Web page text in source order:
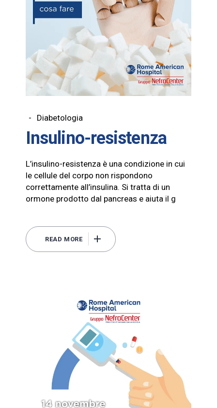
Diabetologia
Insulino-resistenza
L’insulino-resistenza è una condizione in cui
le cellule del corpo non rispondono
correttamente all’insulina. Si tratta di un
ormone prodotto dal pancreas e aiuta il g
READ MORE